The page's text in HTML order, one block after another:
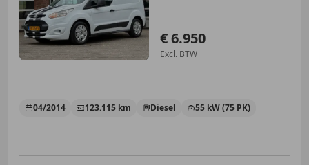
€ 6.950
Excl. BTW
04/2014 123.115 km Diesel 55 kW (75 PK)